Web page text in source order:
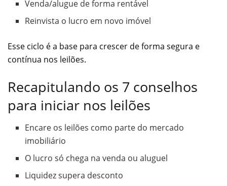
Venda/alugue de forma rentável
Reinvista o lucro em novo imóvel
Esse ciclo é a base para crescer de forma segura e
contínua nos leilões.
Recapitulando os 7 conselhos
para iniciar nos leilões
Encare os leilões como parte do mercado
imobiliário
O lucro só chega na venda ou aluguel
Liquidez supera desconto